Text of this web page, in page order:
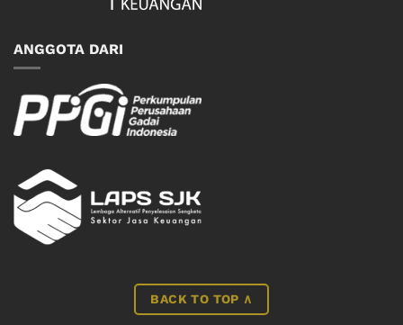
ANGGOTA DARI
BACK TO TOP ∧